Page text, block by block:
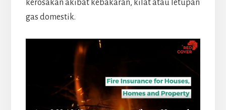
kerosakan akibat kebakaran, kilat atau letupan
gas domestik.